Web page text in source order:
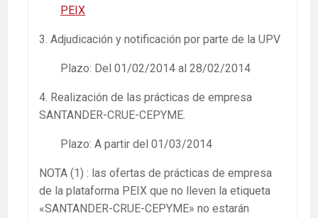
PEIX
3. Adjudicación y notificación por parte de la UPV
Plazo: Del 01/02/2014 al 28/02/2014
4. Realización de las prácticas de empresa
SANTANDER-CRUE-CEPYME.
Plazo: A partir del 01/03/2014
NOTA (1) : las ofertas de prácticas de empresa
de la plataforma PEIX que no lleven la etiqueta
«SANTANDER-CRUE-CEPYME» no estarán